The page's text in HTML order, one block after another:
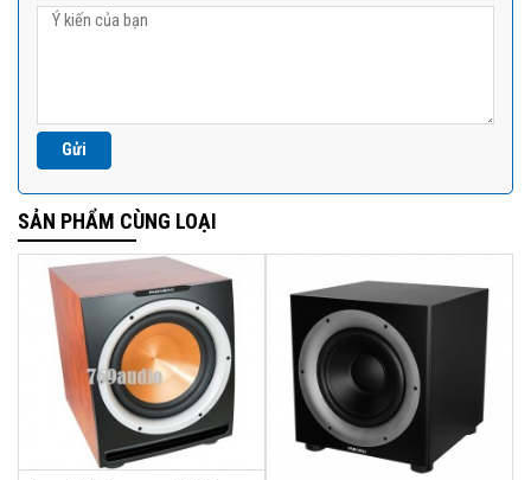
SẢN PHẨM CÙNG LOẠI